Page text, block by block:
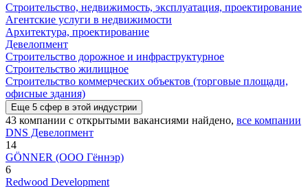
Строительство, недвижимость, эксплуатация, проектирование
Агентские услуги в недвижимости
Архитектура, проектирование
Девелопмент
Строительство дорожное и инфраструктурное
Строительство жилищное
Строительство коммерческих объектов (торговые площади,
офисные здания)
Еще 5 сфер в этой индустрии
43 компании с открытыми вакансиями найдено, все компании
DNS Девелопмент
14
GÖNNER (ООО Гённэр)
6
Redwood Development